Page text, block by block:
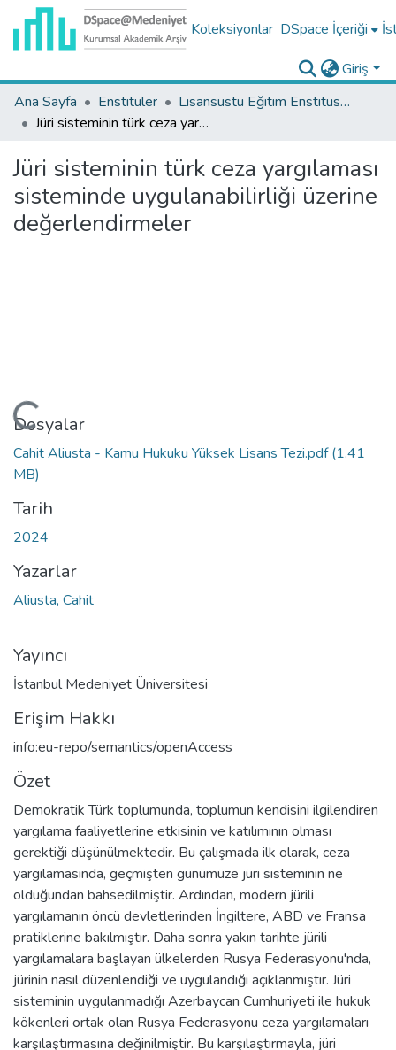
Koleksiyonlar DSpace İçeriği
Giriş
Ana Sayfa
Enstitüler
Lisansüstü Eğitim Enstitüsü Tez Koleksiyonu
Jüri sisteminin türk ceza yargılaması sisteminde uygulanabilirliği üzerine değerlendirmeler
Jüri sisteminin türk ceza yargılaması
sisteminde uygulanabilirliği üzerine
değerlendirmeler
Yükleniyor...
Dosyalar
Cahit Aliusta - Kamu Hukuku Yüksek Lisans Tezi.pdf(1.41
MB)
Tarih
2024
Yazarlar
Aliusta, Cahit
Yayıncı
İstanbul Medeniyet Üniversitesi
Erişim Hakkı
info:eu-repo/semantics/openAccess
Özet
Demokratik Türk toplumunda, toplumun kendisini ilgilendiren
yargılama faaliyetlerine etkisinin ve katılımının olması
gerektiği düşünülmektedir. Bu çalışmada ilk olarak, ceza
yargılamasında, geçmişten günümüze jüri sisteminin ne
olduğundan bahsedilmiştir. Ardından, modern jürili
yargılamanın öncü devletlerinden İngiltere, ABD ve Fransa
pratiklerine bakılmıştır. Daha sonra yakın tarihte jürili
yargılamalara başlayan ülkelerden Rusya Federasyonu'nda,
jürinin nasıl düzenlendiği ve uygulandığı açıklanmıştır. Jüri
sisteminin uygulanmadığı Azerbaycan Cumhuriyeti ile hukuk
kökenleri ortak olan Rusya Federasyonu ceza yargılamaları
karşılaştırmasına değinilmiştir. Bu karşılaştırmayla, jüri